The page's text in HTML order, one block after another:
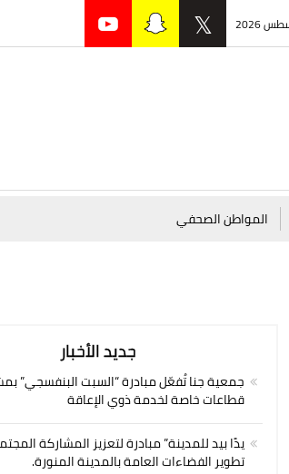
المواطن الصحفي
جديد الأخبار
جمعية جنا تُفعّل مبادرة “السبت البنفسجي”
قطاعات خاصة لخدمة ذوي الإعاقة
يدًا بيد للمدينة” مبادرة لتعزيز المشاركة
تطوير الفضاءات العامة بالمدينة المنورة.